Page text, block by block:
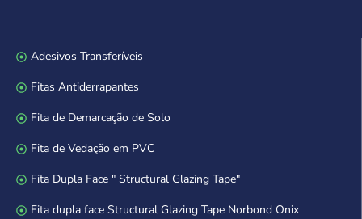
Adesivos Transferíveis
Fitas Antiderrapantes
Fita de Demarcação de Solo
Fita de Vedação em PVC
Fita Dupla Face " Structural Glazing Tape"
Fita dupla face Structural Glazing Tape Norbond Onix